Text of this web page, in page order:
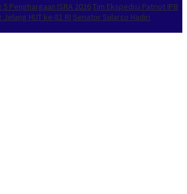
Penghargaan ISRA 2026Tim Ekspedisi Patriot IPB
HUT ke-81 RI Senator Sularso Hadiri